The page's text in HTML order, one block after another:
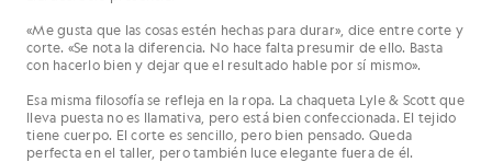
«Me gusta que las cosas estén hechas para durar», dice entre corte y
corte. «Se nota la diferencia. No hace falta presumir de ello. Basta
con hacerlo bien y dejar que el resultado hable por sí mismo».
Esa misma filosofía se refleja en la ropa. La chaqueta Lyle & Scott que
lleva puesta no es llamativa, pero está bien confeccionada. El tejido
tiene cuerpo. El corte es sencillo, pero bien pensado. Queda
perfecta en el taller, pero también luce elegante fuera de él.